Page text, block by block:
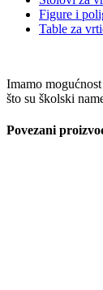
Figure i
Table za
Imamo
što su školski
Povezani